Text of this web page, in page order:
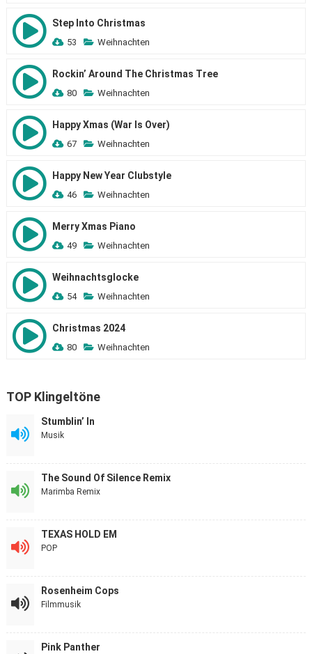
Step Into Christmas
53 Weihnachten
Rockin’ Around The Christmas Tree
80 Weihnachten
Happy Xmas (War Is Over)
67 Weihnachten
Happy New Year Clubstyle
46 Weihnachten
Merry Xmas Piano
49 Weihnachten
Weihnachtsglocke
54 Weihnachten
Christmas 2024
80 Weihnachten
TOP Klingeltöne
Stumblin’ In
Musik
The Sound Of Silence Remix
Marimba Remix
TEXAS HOLD EM
POP
Rosenheim Cops
Filmmusik
Pink Panther